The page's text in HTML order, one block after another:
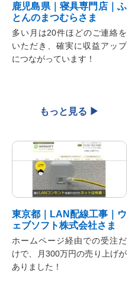
鹿児島県｜寝具専門店｜ふ
とんのまつむらさま
多い月は20件ほどのご連絡を
いただき、確実に収益アップ
につながっています！
東京都｜LAN配線工事｜ウ
ェブソフト株式会社さま
ホームページ経由での受注だ
けで、月300万円の売り上げが
ありました！